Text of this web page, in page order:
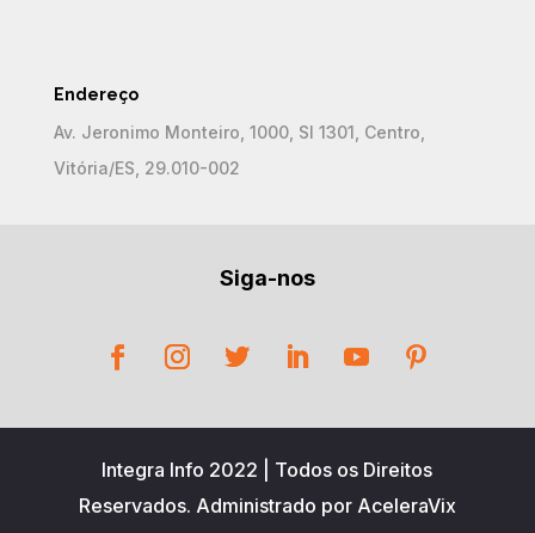
Endereço
Av. Jeronimo Monteiro, 1000, Sl 1301, Centro,
Vitória/ES, 29.010-002
Siga-nos
Integra Info 2022 | Todos os Direitos
Reservados. Administrado por AceleraVix